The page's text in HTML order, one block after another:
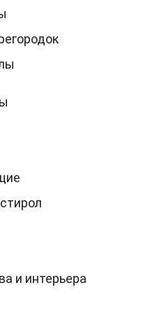
и интерьера